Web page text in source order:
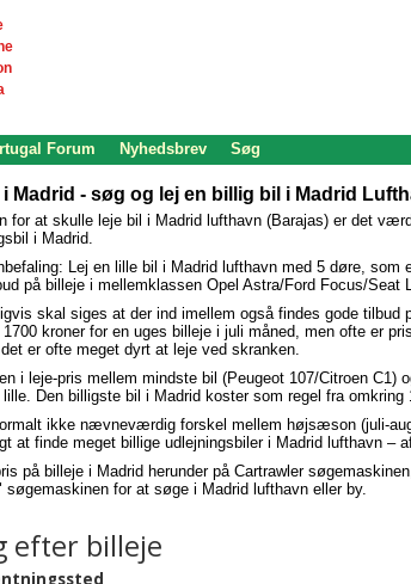
Forum Nyhedsbrev Søg
i Madrid - søg og lej en billig bil i Madrid
for at skulle leje bil i Madrid lufthavn (Barajas) er det
i Madrid.
Lej en lille bil i Madrid lufthavn med 5 døre,
på billeje i mellemklassen Opel Astra/Ford Focus/Seat
skal siges at der ind imellem også findes gode
1700 kroner for en uges billeje i juli måned, men ofte er
er ofte meget dyrt at leje ved skranken.
i leje-pris mellem mindste bil (Peugeot 107/Citroen
lille. Den billigste bil i Madrid koster som regel fra omkring
ikke nævneværdig forskel mellem højsæson (juli-
at finde meget billige udlejningsbiler i Madrid lufthavn –
på billeje i Madrid herunder på Cartrawler
søgemaskinen for at søge i Madrid lufthavn eller by.